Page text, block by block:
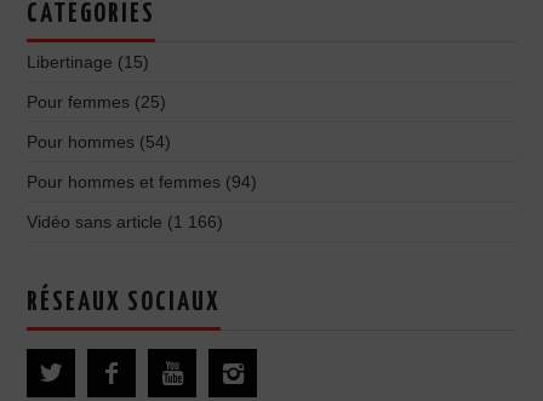
CATÉGORIES
Libertinage (15)
Pour femmes (25)
Pour hommes (54)
Pour hommes et femmes (94)
Vidéo sans article (1 166)
RÉSEAUX SOCIAUX